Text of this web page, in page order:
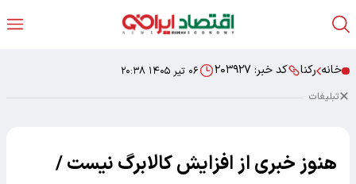
خانه رکنا کد خبر: ۲۰۳۹۲۷ ۰۶ تیر ۱۴۰۵ ۲۰:۳۸
تبلیغات
هنوز خبری از افزایش کالابرگ نیست /